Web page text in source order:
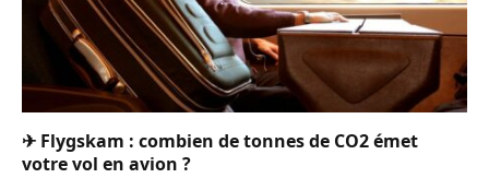
✈ Flygskam : combien de tonnes de CO2 émet
votre vol en avion ?